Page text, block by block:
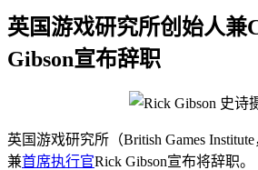
英国游戏研究所创始人兼
Gibson宣布辞职
英国游戏研究所（British Games
兼首席执行官Rick Gibson宣布将辞职。